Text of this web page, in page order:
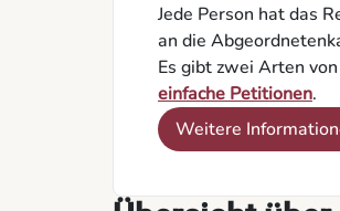
Jede Person hat das
an die
Es gibt zwei Arten
einfache Petitionen.
Weitere